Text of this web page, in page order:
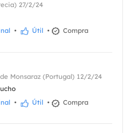
27/2/24
• Útil •
Compra
Monsaraz (Portugal) 12/2/24
• Útil •
Compra